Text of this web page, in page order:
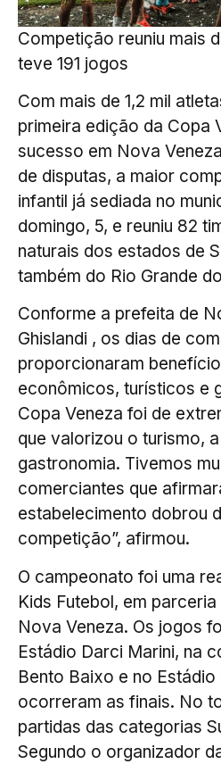
Competição reuniu mais
teve 191 jogos
Com mais de 1,2 mil
primeira edição da Copa
sucesso em Nova
de disputas, a maior
infantil já sediada no
domingo, 5, e reuniu 82
naturais dos estados de
também do Rio Grande
Conforme a prefeita de
Ghislandi , os dias de
proporcionaram
econômicos, turísticos e
Copa Veneza foi de
que valorizou o turismo,
gastronomia. Tivemos
comerciantes que
estabelecimento dobrou
competição”, afirmou.
O campeonato foi uma
Kids Futebol, em
Nova Veneza. Os jogos
Estádio Darci Marini, na
Bento Baixo e no
ocorreram as finais. No
partidas das categorias
Segundo o organizador